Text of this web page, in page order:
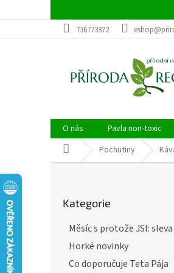
na
736773372
O nás Pavla non-toxic
Domů Pochutiny
kategorie
Kategorie
Měsíc s protože JSI:
Horké novinky
Co doporučuje Teta Pája